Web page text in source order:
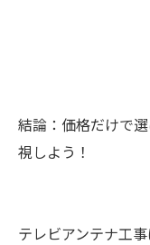
結論：価格だけで
視しよう！
テレビアンテナ工